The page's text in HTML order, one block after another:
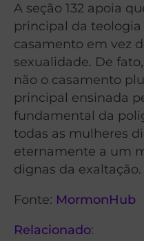
A seção 132 apoia
principal da
casamento em vez
sexualidade. De
não o casamento
principal ensinada
fundamental da
todas as mulheres
eternamente a um
dignas da exaltação.
Fonte: MormonHub
Relacionado: